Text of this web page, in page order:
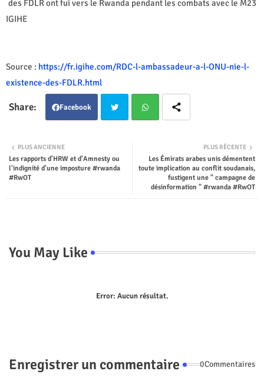
des FDLR ont fui vers le Rwanda pendant les combats avec le M23
IGIHE
Source : https://fr.igihe.com/RDC-l-ambassadeur-a-l-ONU-nie-l-
existence-des-FDLR.html
Facebook
ter tsap
PLUS RÉCENTE
Les Émirats arabes unis démentent
toute implication au conflit soudanais,
fustigent une " campagne de
désinformation " #rwanda #RwOT
PLUS ANCIENNE
Les rapports d'HRW et d'Amnesty ou
l'indignité d'une imposture #rwanda
#RwOT
You May Like
Error: Aucun résultat.
Enregistrer un commentaire 0Commentaires